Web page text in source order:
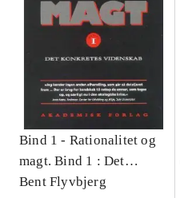
Bind 1 - Rationalitet og
magt. Bind 1 : Det
konkretes videnskab
Bent Flyvbjerg